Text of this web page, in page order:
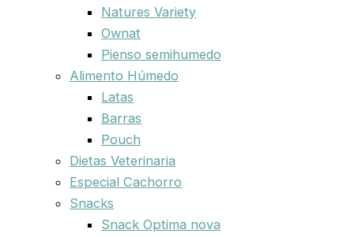
Natures Variety
Ownat
Pienso semihumedo
Alimento Húmedo
Latas
Barras
Pouch
Dietas Veterinaria
Especial Cachorro
Snacks
Snack Optima nova